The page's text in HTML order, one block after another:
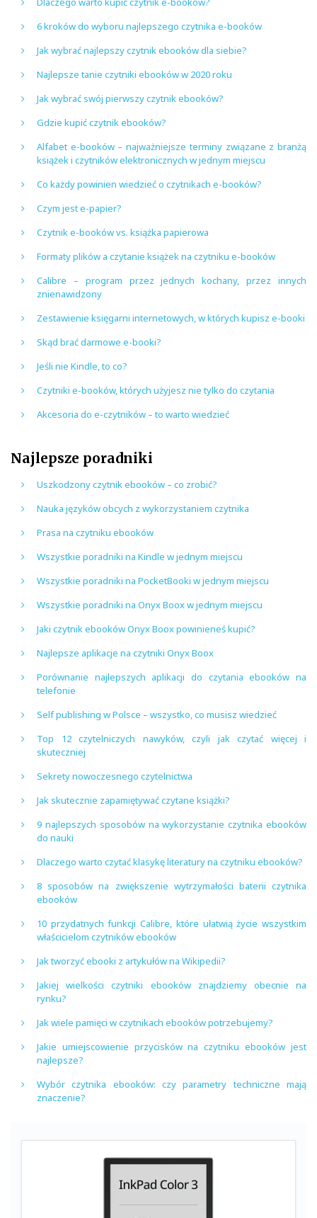
6 kroków do wyboru najlepszego czytnika e-booków
Jak wybrać najlepszy czytnik ebooków dla siebie?
Najlepsze tanie czytniki ebooków w 2020 roku
Jak wybrać swój pierwszy czytnik ebooków?
Gdzie kupić czytnik ebooków?
Alfabet e-booków – najważniejsze terminy związane z branżą
książek i czytników elektronicznych w jednym miejscu
Co każdy powinien wiedzieć o czytnikach e-booków?
Czym jest e-papier?
Czytnik e-booków vs. książka papierowa
Formaty plików a czytanie książek na czytniku e-booków
Calibre – program przez jednych kochany, przez innych
znienawidzony
Zestawienie księgarni internetowych, w których kupisz e-booki
Skąd brać darmowe e-booki?
Jeśli nie Kindle, to co?
Czytniki e-booków, których użyjesz nie tylko do czytania
Akcesoria do e-czytników – to warto wiedzieć
Najlepsze poradniki
Uszkodzony czytnik ebooków – co zrobić?
Nauka języków obcych z wykorzystaniem czytnika
Prasa na czytniku ebooków
Wszystkie poradniki na Kindle w jednym miejscu
Wszystkie poradniki na PocketBooki w jednym miejscu
Wszystkie poradniki na Onyx Boox w jednym miejscu
Jaki czytnik ebooków Onyx Boox powinieneś kupić?
Najlepsze aplikacje na czytniki Onyx Boox
Porównanie najlepszych aplikacji do czytania ebooków na
telefonie
Self publishing w Polsce – wszystko, co musisz wiedzieć
Top 12 czytelniczych nawyków, czyli jak czytać więcej i
skuteczniej
Sekrety nowoczesnego czytelnictwa
Jak skutecznie zapamiętywać czytane książki?
9 najlepszych sposobów na wykorzystanie czytnika ebooków
do nauki
Dlaczego warto czytać klasykę literatury na czytniku ebooków?
8 sposobów na zwiększenie wytrzymałości baterii czytnika
ebooków
10 przydatnych funkcji Calibre, które ułatwią życie wszystkim
właścicielom czytników ebooków
Jak tworzyć ebooki z artykułów na Wikipedii?
Jakiej wielkości czytniki ebooków znajdziemy obecnie na
rynku?
Jak wiele pamięci w czytnikach ebooków potrzebujemy?
Jakie umiejscowienie przycisków na czytniku ebooków jest
najlepsze?
Wybór czytnika ebooków: czy parametry techniczne mają
znaczenie?